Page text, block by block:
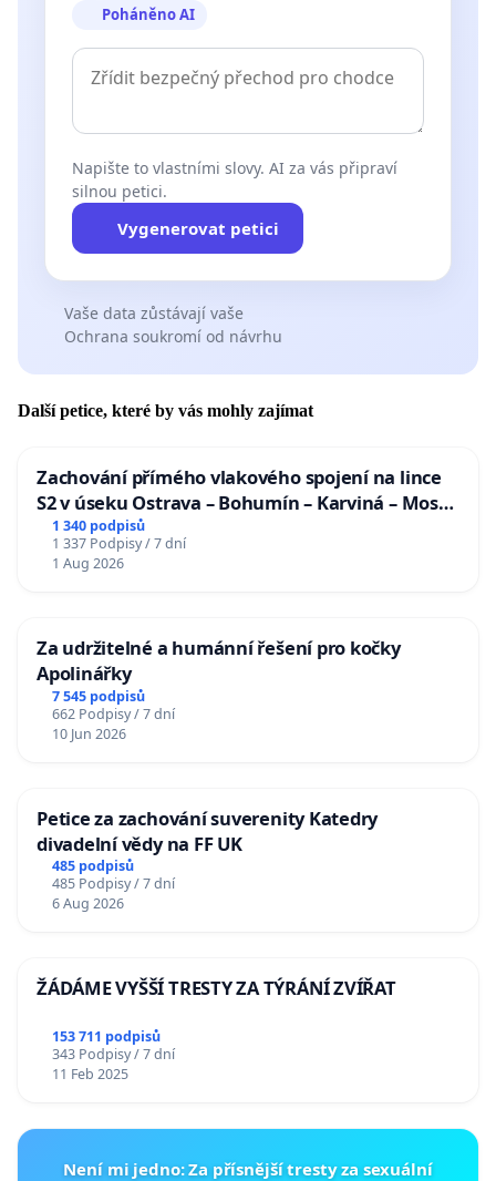
Poháněno AI
Napište to vlastními slovy. AI za vás připraví
silnou petici.
Vygenerovat petici
Vaše data zůstávají vaše
Ochrana soukromí od návrhu
Další petice, které by vás mohly zajímat
Zachování přímého vlakového spojení na lince
S2 v úseku Ostrava – Bohumín – Karviná – Mosty
u Jablunkova
1 340 podpisů
1 337 Podpisy / 7 dní
1 Aug 2026
Za udržitelné a humánní řešení pro kočky
Apolinářky
7 545 podpisů
662 Podpisy / 7 dní
10 Jun 2026
Petice za zachování suverenity Katedry
divadelní vědy na FF UK
485 podpisů
485 Podpisy / 7 dní
6 Aug 2026
ŽÁDÁME VYŠŠÍ TRESTY ZA TÝRÁNÍ ZVÍŘAT
153 711 podpisů
343 Podpisy / 7 dní
11 Feb 2025
Není mi jedno: Za přísnější tresty za sexuální